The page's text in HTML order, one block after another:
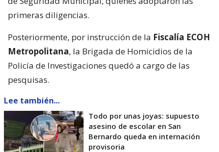
primeras diligencias.
Posteriormente, por instrucción de la Fiscalía ECOH
Metropolitana, la Brigada de Homicidios de la
Policía de Investigaciones quedó a cargo de las
pesquisas.
Lee también...
Todo por unas joyas: supuesto
asesino de escolar en San
Bernardo queda en internación
provisoria